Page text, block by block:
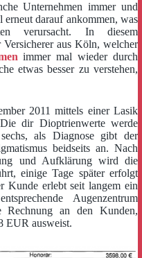
Unternehmen immer und
erneut darauf ankommen, was
verursacht. In diesem
aus Köln, welcher
immer mal wieder durch
etwas besser zu verstehen,
2011 mittels einer Lasik
dir Dioptrienwerte werde
als Diagnose gibt der
beidseits an. Nach
und Aufklärung wird die
einige Tage später erfolgt
Kunde erlebt seit langem ein
Augenzentrum
Rechnung an den Kunden,
EUR ausweist.